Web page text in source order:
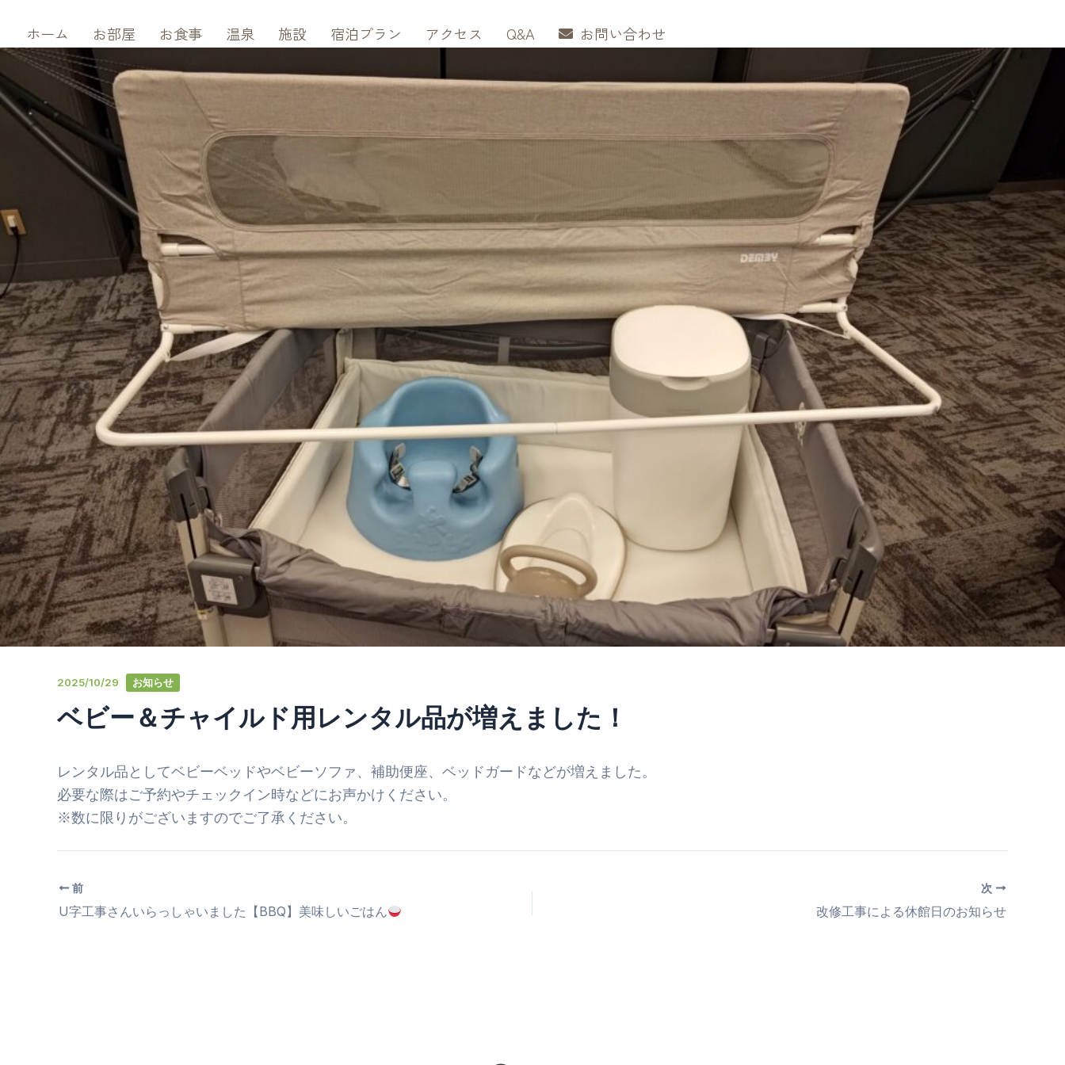
を
ス
キ
ホーム お部屋 お食事 温泉 施設 宿泊プラン アクセス Q&A お問い合わせ
2025/10/29 お知らせ
ベビー＆チャイルド用レンタル品が増えました！
レンタル品としてベビーベッドやベビーソファ、補助便座、ベッドガードなどが増えました。
必要な際はご予約やチェックイン時などにお声かけください。
※数に限りがございますのでご了承ください。
前
U字工事さんいらっしゃいました【BBQ】美味しいごはん
次
改修工事による休館日のお知らせ